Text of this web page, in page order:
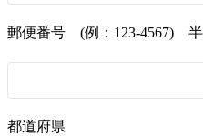
郵便番号 (例：123-4567) 半
都道府県